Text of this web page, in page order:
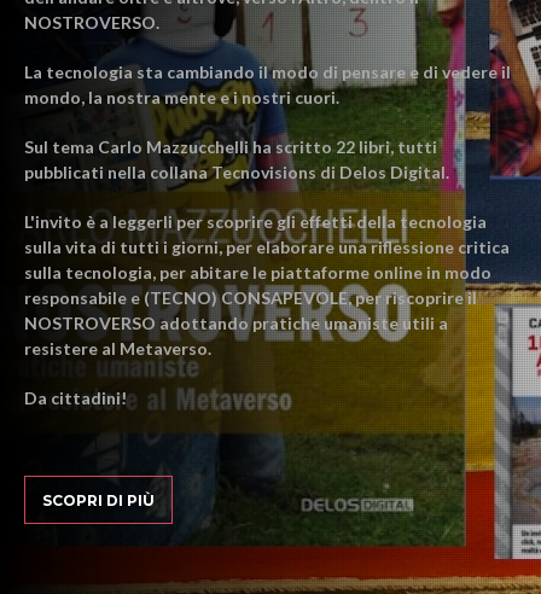
NOSTROVERSO.
La tecnologia sta cambiando il modo di pensare e di vedere il
mondo, la nostra mente e i nostri cuori.
Sul tema Carlo Mazzucchelli ha scritto 22 libri, tutti
pubblicati nella collana Tecnovisions di Delos Digital.
L'invito è a leggerli per scoprire gli effetti della tecnologia
sulla vita di tutti i giorni, per elaborare una riflessione critica
sulla tecnologia, per abitare le piattaforme online in modo
responsabile e (TECNO) CONSAPEVOLE, per riscoprire il
NOSTROVERSO adottando pratiche umaniste utili a
resistere al Metaverso.
Da cittadini!
SCOPRI DI PIÙ